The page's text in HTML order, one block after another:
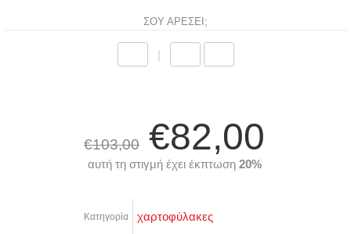
ΣΟΥ ΑΡΕΣΕΙ;
€103,00 €82,00
αυτή τη στιγμή έχει έκπτωση 20%
Κατηγορία χαρτοφύλακες